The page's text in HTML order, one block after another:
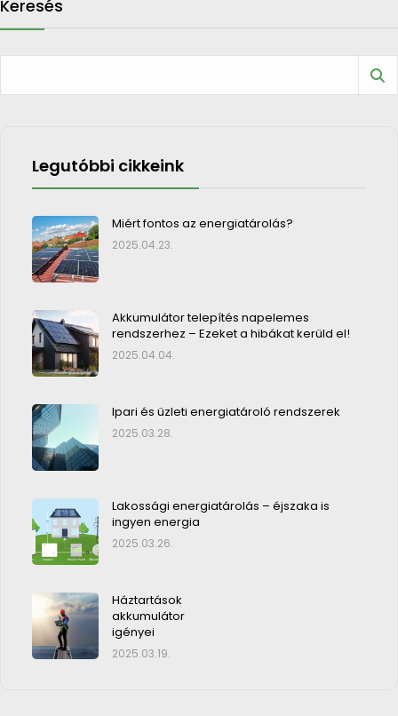
Keresés
Legutóbbi cikkeink
Miért fontos az energiatárolás?
2025.04.23.
Akkumulátor telepítés napelemes
rendszerhez – Ezeket a hibákat kerüld el!
2025.04.04.
Ipari és üzleti energiatároló rendszerek
2025.03.28.
Lakossági energiatárolás – éjszaka is
ingyen energia
2025.03.26.
Háztartások
akkumulátor
igényei
2025.03.19.